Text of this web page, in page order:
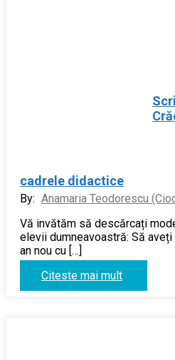
cadrele didactice
By: Anamaria Teodorescu
Vă invătăm să descărcați
elevii dumneavoastră: Să
an nou cu […]
Citeste mai mult